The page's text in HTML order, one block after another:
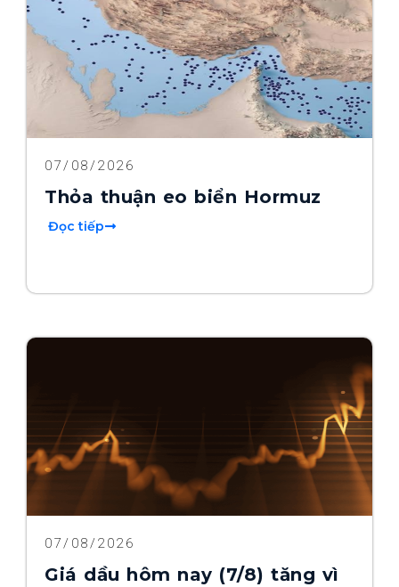
07/08/2026
Thỏa thuận eo biển Hormuz
Đọc tiếp
07/08/2026
Giá dầu hôm nay (7/8) tăng vì